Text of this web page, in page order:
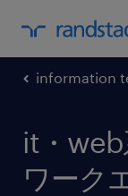
information
it・web
ワーク